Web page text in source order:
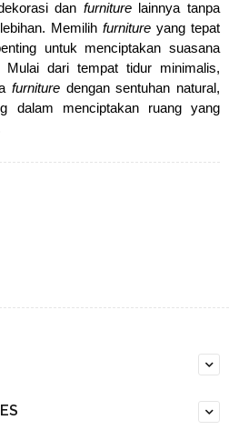
dan furniture
lainnya tanpa
Memilih furniture yang tepat
untuk menciptakan suasana
dari tempat tidur minimalis,
furniture dengan sentuhan natural,
dalam menciptakan ruang yang